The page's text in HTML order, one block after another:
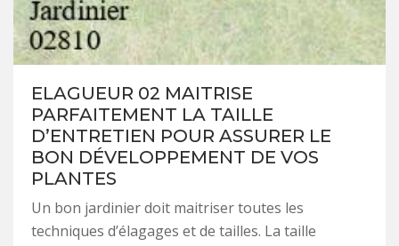
ELAGUEUR 02 MAITRISE
PARFAITEMENT LA TAILLE
D’ENTRETIEN POUR ASSURER LE
BON DÉVELOPPEMENT DE VOS
PLANTES
Un bon jardinier doit maitriser toutes les
techniques d’élagages et de tailles. La taille